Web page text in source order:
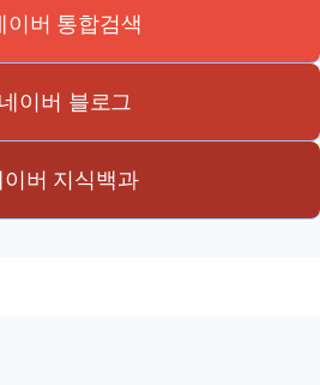
이버 통합검색
이버 블로그
이버 지식백과